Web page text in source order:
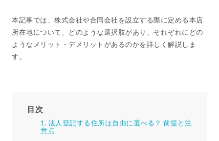
本記事では、株式会社や合同会社を設立する際に定める本店
所在地について、どのような選択肢があり、それぞれにどの
ようなメリット・デメリットがあるのかを詳しく解説しま
す。
目次
法人登記する住所は自由に選べる？ 前提と注
意点